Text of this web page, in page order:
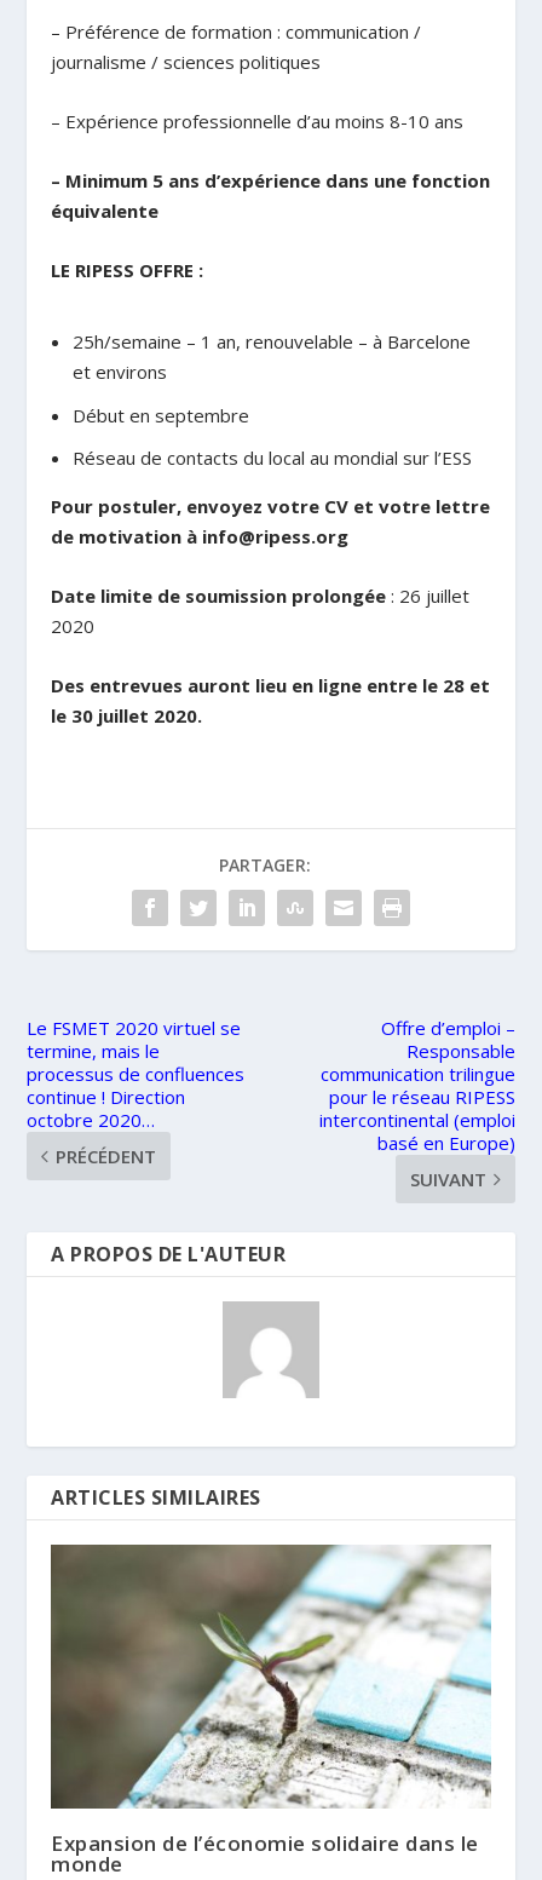
– Préférence de formation : communication /
journalisme / sciences politiques
– Expérience professionnelle d’au moins 8-10 ans
– Minimum 5 ans d’expérience dans une fonction
équivalente
LE RIPESS OFFRE :
25h/semaine – 1 an, renouvelable – à Barcelone
et environs
Début en septembre
Réseau de contacts du local au mondial sur l’ESS
Pour postuler, envoyez votre CV et votre lettre
de motivation à info@ripess.org
Date limite de soumission prolongée : 26 juillet
2020
Des entrevues auront lieu en ligne entre le 28 et
le 30 juillet 2020.
PARTAGER:
Le FSMET 2020 virtuel se
termine, mais le
processus de confluences
continue ! Direction
octobre 2020…
PRÉCÉDENT
Offre d’emploi –
Responsable
communication trilingue
pour le réseau RIPESS
intercontinental (emploi
basé en Europe)
SUIVANT
A PROPOS DE L'AUTEUR
ARTICLES SIMILAIRES
Expansion de l’économie solidaire dans le
monde